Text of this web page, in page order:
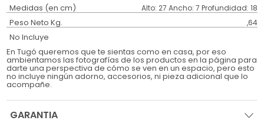
Medidas (en cm) Alto: 27 Ancho: 7 Profundidad: 18
Peso Neto Kg. ,64
No Incluye
En Tugó queremos que te sientas como en casa, por eso
ambientamos las fotografías de los productos en la página para
darte una perspectiva de cómo se ven en un espacio, pero esto
no incluye ningún adorno, accesorios, ni pieza adicional que lo
acompañe.
GARANTIA